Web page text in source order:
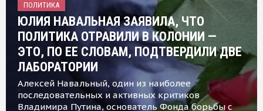
ПОЛИТИКА
ЮЛИЯ НАВАЛЬНАЯ ЗАЯВИЛА, ЧТО
ПОЛИТИКА ОТРАВИЛИ В КОЛОНИИ —
ЭТО, ПО ЕЕ СЛОВАМ, ПОДТВЕРДИЛИ ДВЕ
ЛАБОРАТОРИИ
Алексей Навальный, один из наиболее
последовательных и активных критиков
Владимира Путина, основатель Фонда борьбы с